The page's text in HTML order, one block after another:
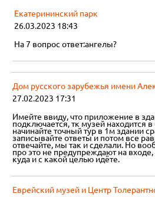
Екатерининский парк
26.03.2023 18:43
На 7 вопрос ответ:ангелы?
Дом русского зарубежья имени
27.02.2023 17:31
Имейте ввиду, что приложение в
подключается, тк музей находится
начинайте точный тур в 1м здании
записывайте ответы и потом все
отвечайте, мы так и сделали. Но
про это не предупреждают на
куда и с какой целью идёте.
Еврейский музей и Центр